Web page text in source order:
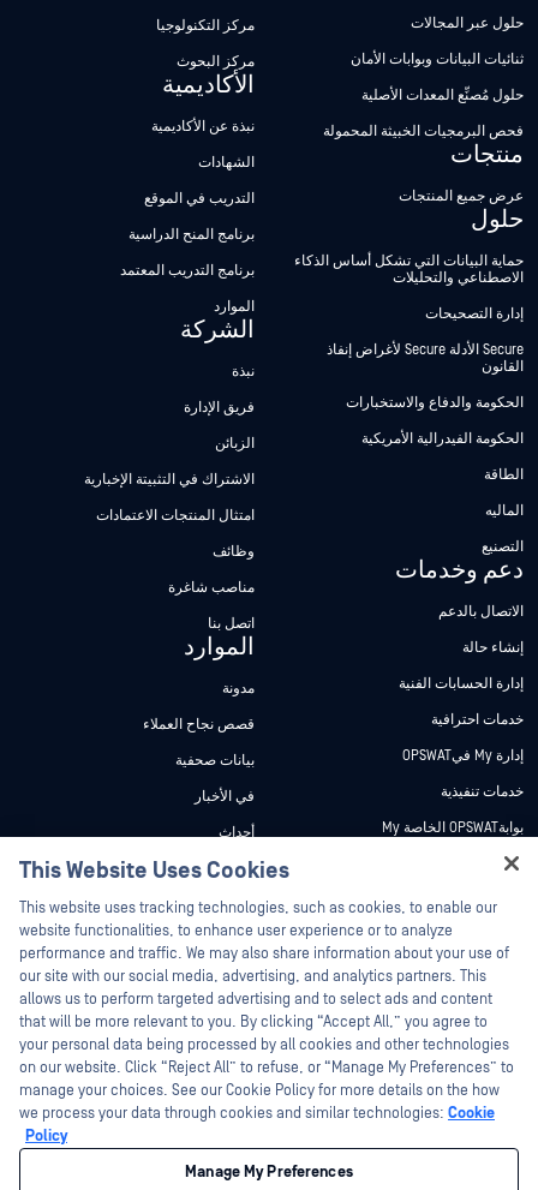
حلول عبر المجالات
ثنائيات البيانات وبوابات الأمان
حلول مُصنِّع المعدات الأصلية
فحص البرمجيات الخبيثة المحمولة
منتجات
عرض جميع المنتجات
حلول
حماية البيانات التي تشكل أساس الذكاء
الاصطناعي والتحليلات
إدارة التصحيحات
Secure الأدلة Secure لأغراض إنفاذ
القانون
الحكومة والدفاع والاستخبارات
الحكومة الفيدرالية الأمريكية
الطاقة
الماليه
التصنيع
دعم وخدمات
الاتصال بالدعم
إنشاء حالة
إدارة الحسابات الفنية
خدمات احترافية
إدارة My فيOPSWAT
خدمات تنفيذية
بوابةOPSWAT الخاصة My
وثائق تقنية
دورات تدريبية
برنامج الثغرات الأمنية
الشركاء
شهادات
شركاء التكنولوجيا
برنامج شركاء القنوات
مركز التكنولوجيا
مركز البحوث
الأكاديمية
نبذة عن الأكاديمية
الشهادات
التدريب في الموقع
برنامج المنح الدراسية
برنامج التدريب المعتمد
الموارد
الشركة
نبذة
فريق الإدارة
الزبائن
الاشتراك في التثبيتة الإخبارية
امتثال المنتجات الاعتمادات
وظائف
مناصب شاغرة
اتصل بنا
الموارد
مدونة
قصص نجاح العملاء
بيانات صحفية
في الأخبار
أحداث
ندوات عبر الإنترنت
أوراق البيانات
مستندات تقنية
أدوات مجانية
©2026 OPSWAT . جميع الحقوق محفوظة. OPSWAT و MetaDefender و Metascan و
MetaAccess OPSWAT و Trust no File. Trust No Device. و OPSWAT و Protecting the
This Website Uses Cookies
This website uses tracking technologies, such as cookies, to enable our
website functionalities, to enhance user experience or to analyze
performance and traffic. We may also share information about your use of
our site with our social media, advertising, and analytics partners. This
allows us to perform targeted advertising and to select ads and content
that will be more relevant to you. By clicking “Accept All,” you agree to
your personal data being processed by all cookies and other technologies
on our website. Click “Reject All” to refuse, or “Manage My Preferences” to
manage your choices. See our Cookie Policy for more details on the how
we process your data through cookies and similar technologies: Cookie
Policy
Manage My Preferences
Hey there!
I'm Ozzy, your OPSWAT virtual assistant.
How can I help you secure what's critical
today?